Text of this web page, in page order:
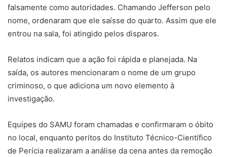
falsamente como autoridades. Chamando Jefferson pelo
nome, ordenaram que ele saísse do quarto. Assim que ele
entrou na sala, foi atingido pelos disparos.
Relatos indicam que a ação foi rápida e planejada. Na
saída, os autores mencionaram o nome de um grupo
criminoso, o que adiciona um novo elemento à
investigação.
Equipes do SAMU foram chamadas e confirmaram o óbito
no local, enquanto peritos do Instituto Técnico-Científico
de Perícia realizaram a análise da cena antes da remoção